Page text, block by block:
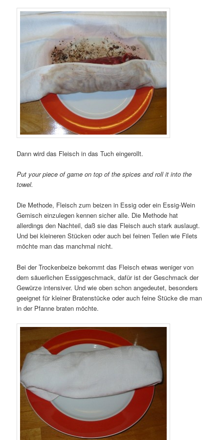
Dann wird das Fleisch in das Tuch eingerollt.
Put your piece of game on top of the spices and roll it into the
towel.
Die Methode, Fleisch zum beizen in Essig oder ein Essig-Wein
Gemisch einzulegen kennen sicher alle. Die Methode hat
allerdings den Nachteil, daß sie das Fleisch auch stark auslaugt.
Und bei kleineren Stücken oder auch bei feinen Teilen wie Filets
möchte man das manchmal nicht.
Bei der Trockenbeize bekommt das Fleisch etwas weniger von
dem säuerlichen Essiggeschmack, dafür ist der Geschmack der
Gewürze intensiver. Und wie oben schon angedeutet, besonders
geeignet für kleiner Bratenstücke oder auch feine Stücke die man
in der Pfanne braten möchte.